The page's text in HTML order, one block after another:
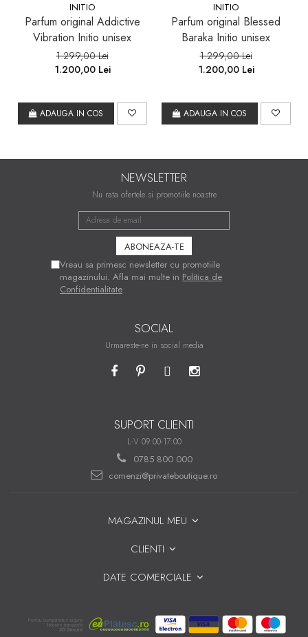
INITIO
Parfum original Addictive
Vibration Initio unisex
1.299,00 Lei
1.200,00 Lei
ADAUGA IN COS
INITIO
Parfum original Blessed
Baraka Initio unisex
1.299,00 Lei
1.200,00 Lei
ADAUGA IN COS
NEWSLETTER
Nu rata ofertele si promotiile noastre
Vreau sa primesc newsletter cu promotiile
magazinului. Afla mai multe in Politica de
Confidentialitate
SOCIAL
Urmareste-ne in social media
SUPORT CLIENTI
L-V 09:00-17:00
0785 800 000
comenzi@privateboutique.ro
MAGAZINUL MEU
CLIENTI
DATE COMERCIALE